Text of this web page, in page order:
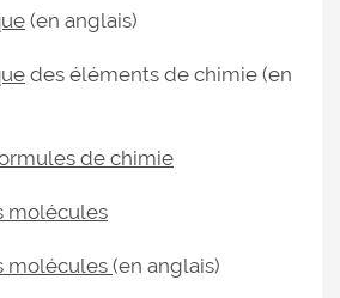
(en anglais)
des éléments de chimie (en
de chimie
molécules
molécules (en anglais)